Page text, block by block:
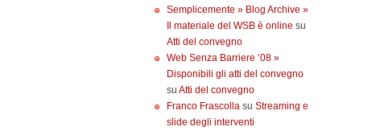
Semplicemente » Blog Archive »
Il materiale del WSB è online su
Atti del convegno
Web Senza Barriere ‘08 »
Disponibili gli atti del convegno
su Atti del convegno
Franco Frascolla su Streaming e
slide degli interventi